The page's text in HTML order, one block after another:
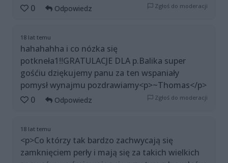
0
Odpowiedz Zgłoś do moderacji
18 lat temu
hahahahha i co nózka się
potkneła1!!GRATULACJE DLA p.Balika super
gośćiu dziękujemy panu za ten wspaniały
pomysł wynajmu pozdrawiamy<p>~Thomas</p>
0
Odpowiedz Zgłoś do moderacji
18 lat temu
<p>Co którzy tak bardzo zachwycają się
zamknięciem perły i mają się za takich wielkich